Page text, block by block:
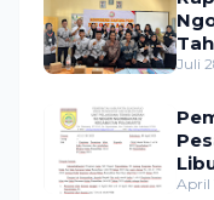
Juli
April